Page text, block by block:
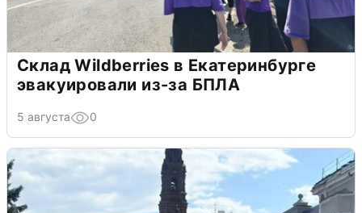
Склад Wildberries в Екатеринбурге
эвакуировали из-за БПЛА
5 августа 0